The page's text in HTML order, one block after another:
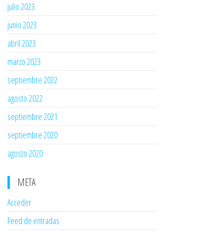
julio 2023
junio 2023
abril 2023
marzo 2023
septiembre 2022
agosto 2022
septiembre 2021
septiembre 2020
agosto 2020
META
Acceder
Feed de entradas